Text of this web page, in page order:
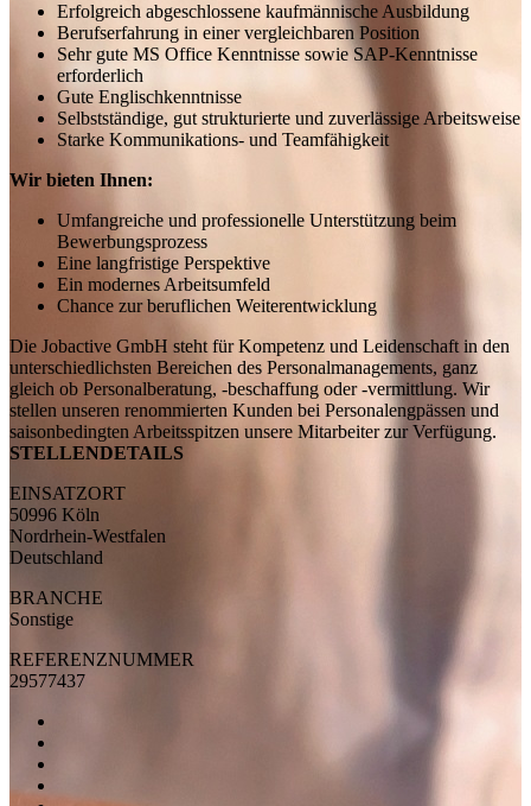
Erfolgreich abgeschlossene kaufmännische Ausbildung
Berufserfahrung in einer vergleichbaren Position
Sehr gute MS Office Kenntnisse sowie SAP-Kenntnisse
erforderlich
Gute Englischkenntnisse
Selbstständige, gut strukturierte und zuverlässige Arbeitsweise
Starke Kommunikations- und Teamfähigkeit
Wir bieten Ihnen:
Umfangreiche und professionelle Unterstützung beim
Bewerbungsprozess
Eine langfristige Perspektive
Ein modernes Arbeitsumfeld
Chance zur beruflichen Weiterentwicklung
Die Jobactive GmbH steht für Kompetenz und Leidenschaft in den
unterschiedlichsten Bereichen des Personalmanagements, ganz
gleich ob Personalberatung, -beschaffung oder -vermittlung. Wir
stellen unseren renommierten Kunden bei Personalengpässen und
saisonbedingten Arbeitsspitzen unsere Mitarbeiter zur Verfügung.
STELLENDETAILS
EINSATZORT
50996 Köln
Nordrhein-Westfalen
Deutschland
BRANCHE
Sonstige
REFERENZNUMMER
29577437